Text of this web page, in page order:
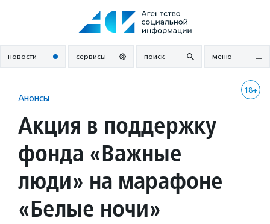
новости сервисы поиск меню
18+
Анонсы
Акция в поддержку
фонда «Важные
люди» на марафоне
«Белые ночи»